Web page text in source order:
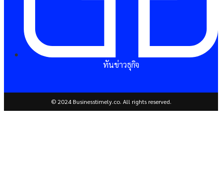
ทันข่าวธุกิจ
© 2024 Businesstimely.co. All rights reserved.